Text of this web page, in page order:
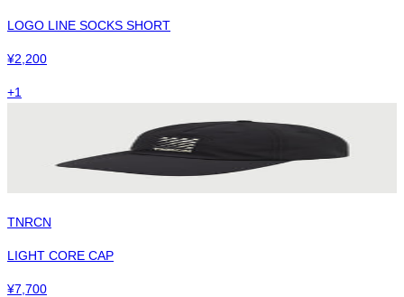
LOGO LINE SOCKS SHORT
¥2,200
+1
TNRCN
LIGHT CORE CAP
¥7,700